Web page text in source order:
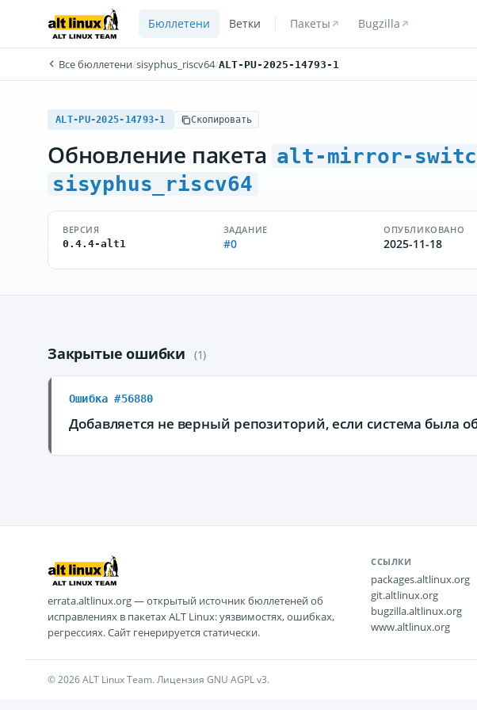
Бюллетени Ветки Пакеты Bugzilla
Все бюллетени/sisyphus_riscv64/ALT-PU-2025-14793-1
ALT-PU-2025-14793-1 Скопировать
Обновление пакета alt-mirror-
sisyphus_riscv64
ВЕРСИЯ
0.4.4-alt1
ЗАДАНИЕ
#0
ОПУБЛИКОВАНО
2025-11-18
Закрытые ошибки (1)
Ошибка #56880
Добавляется не верный репозиторий, если система была
errata.altlinux.org — открытый источник бюллетеней об
исправлениях в пакетах ALT Linux: уязвимостях, ошибках,
регрессиях. Сайт генерируется статически.
ССЫЛКИ
packages.altlinux.org
git.altlinux.org
bugzilla.altlinux.org
www.altlinux.org
© 2026 ALT Linux Team. Лицензия GNU AGPL v3.